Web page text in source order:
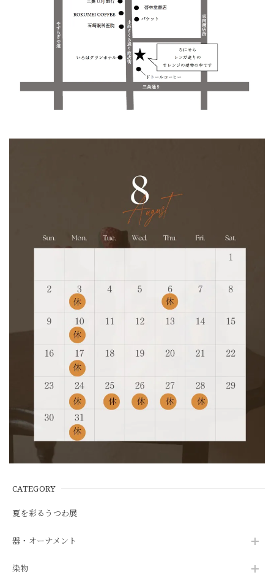
CATEGORY
夏を彩るうつわ展
器・オーナメント
染物